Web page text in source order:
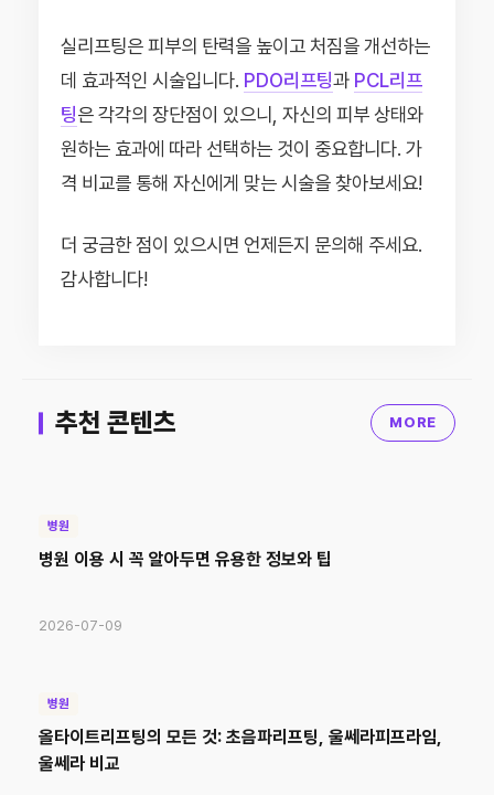
실리프팅은 피부의 탄력을 높이고 처짐을 개선하는
데 효과적인 시술입니다. PDO리프팅과 PCL리프
팅은 각각의 장단점이 있으니, 자신의 피부 상태와
원하는 효과에 따라 선택하는 것이 중요합니다. 가
격 비교를 통해 자신에게 맞는 시술을 찾아보세요!
더 궁금한 점이 있으시면 언제든지 문의해 주세요.
감사합니다!
추천 콘텐츠 MORE
병원
병원 이용 시 꼭 알아두면 유용한 정보와 팁
2026-07-09
병원
올타이트리프팅의 모든 것: 초음파리프팅, 울쎄라피프라임,
울쎄라 비교